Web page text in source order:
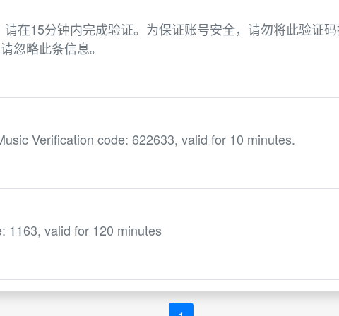
请在15分钟内完成验证。为保证账号安全，请勿将此验证
忽略此条信息。
Verification code: 622633, valid for 10 minutes.
1163, valid for 120 minutes